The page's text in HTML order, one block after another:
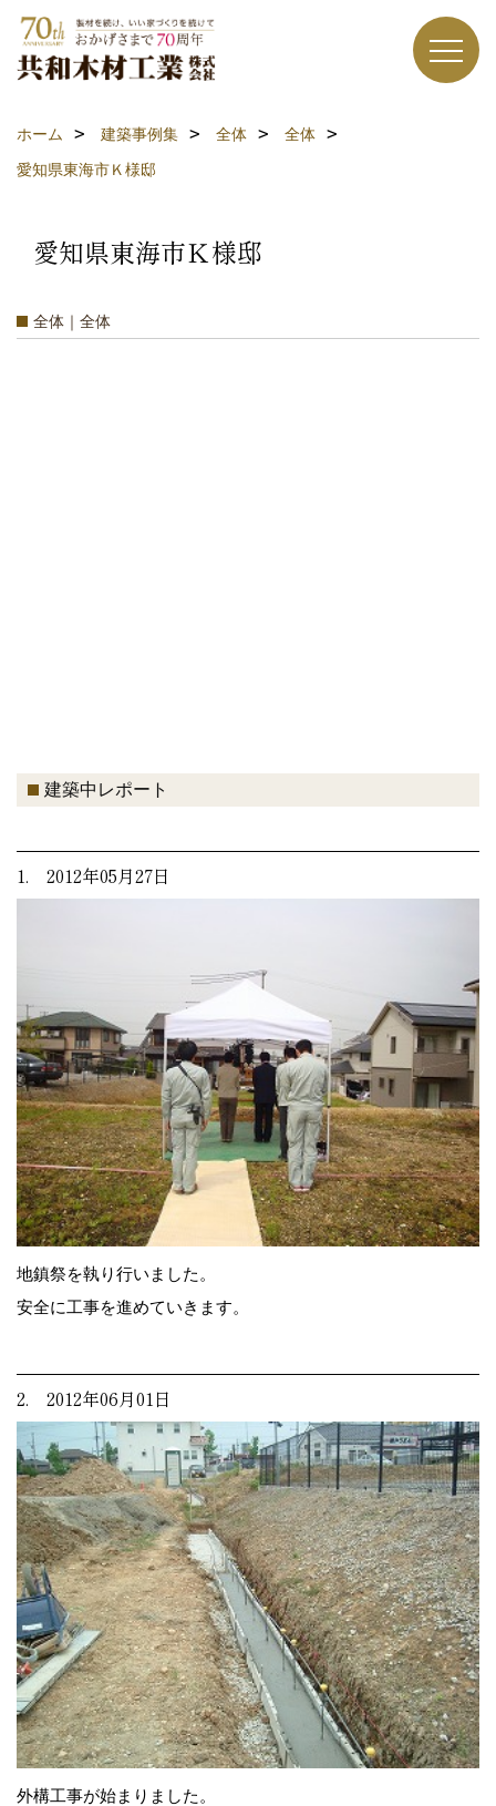
ホーム 建築事例集 全体
全体
愛知県東海市Ｋ様邸
愛知県東海市Ｋ様邸
全体｜全体
建築中レポート
1. 2012年05月27日
地鎮祭を執り行いました。
安全に工事を進めていきます。
2. 2012年06月01日
外構工事が始まりました。